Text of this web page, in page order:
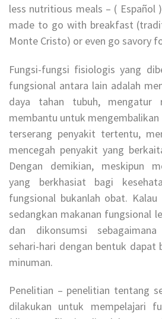
less nutritious meals – ( Español
made to go with breakfast
Monte Cristo) or even go savory
Fungsi-fungsi fisiologis yang
fungsional antara lain adalah
daya tahan tubuh,
membantu untuk
terserang penyakit tertentu,
mencegah penyakit yang
Dengan demikian, meskipun
yang berkhasiat bagi
fungsional bukanlah obat.
sedangkan makanan fungsional
dan dikonsumsi
sehari-hari dengan bentuk dapat
minuman.
Penelitian – penelitian tentang
dilakukan untuk mempelajari